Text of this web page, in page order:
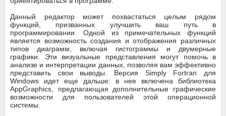
Данный редактор может похвастаться целым рядом
функций, призванных улучшить ваш путь в
программировании. Одной из примечательных функций
является возможность создания и отображения различных
типов диаграмм, включая гистограммы и двумерные
графики. Эти визуальные представления могут помочь в
анализе и интерпретации данных, позволяя вам эффективно
представить свои выводы. Версия Simply Fortran для
Windows идет еще дальше: в нее включена библиотека
AppGraphics, предлагающая дополнительные графические
возможности для пользователей этой операционной
системы.